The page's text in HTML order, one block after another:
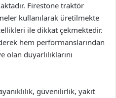
Firestone traktör
kullanılarak üretilmekte
ile dikkat çekmektedir.
hem performanslarından
duyarlılıklarını
güvenilirlik, yakıt